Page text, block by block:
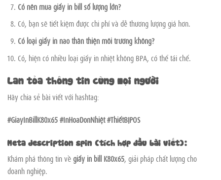
Có nên mua giấy in bill số lượng lớn?
Có, bạn sẽ tiết kiệm được chi phí và dễ thương lượng giá hơn.
Có loại giấy in nào thân thiện môi trường không?
Có, hiện có nhiều loại giấy in nhiệt không BPA, có thể tái chế.
Lan tỏa thông tin cùng mọi người
Hãy chia sẻ bài viết với hashtag:
#GiayInBillK80x65 #InHoaDonNhiệt #ThiếtBịPOS
Meta description spin (tích hợp đầu bài viết):
Khám phá thông tin vềgiấy in bill K80x65, giải pháp chất lượng cho
doanh nghiệp.